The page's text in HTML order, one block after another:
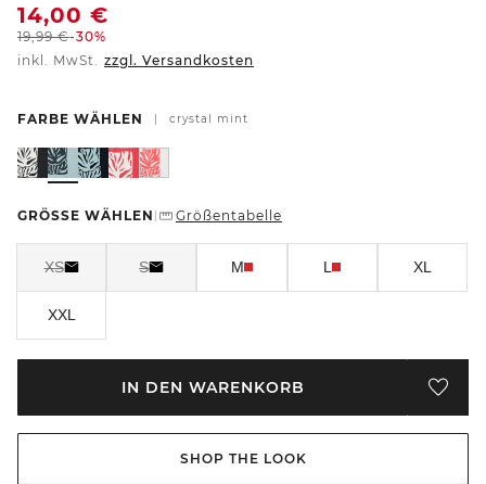
14,00 €
19,99€-30%
inkl. MwSt. zzgl. Versandkosten
FARBE WÄHLEN crystal mint
GRÖSSE WÄHLEN Größentabelle
XS S M L XL
XXL
IN DEN WARENKORB
SHOP THE LOOK